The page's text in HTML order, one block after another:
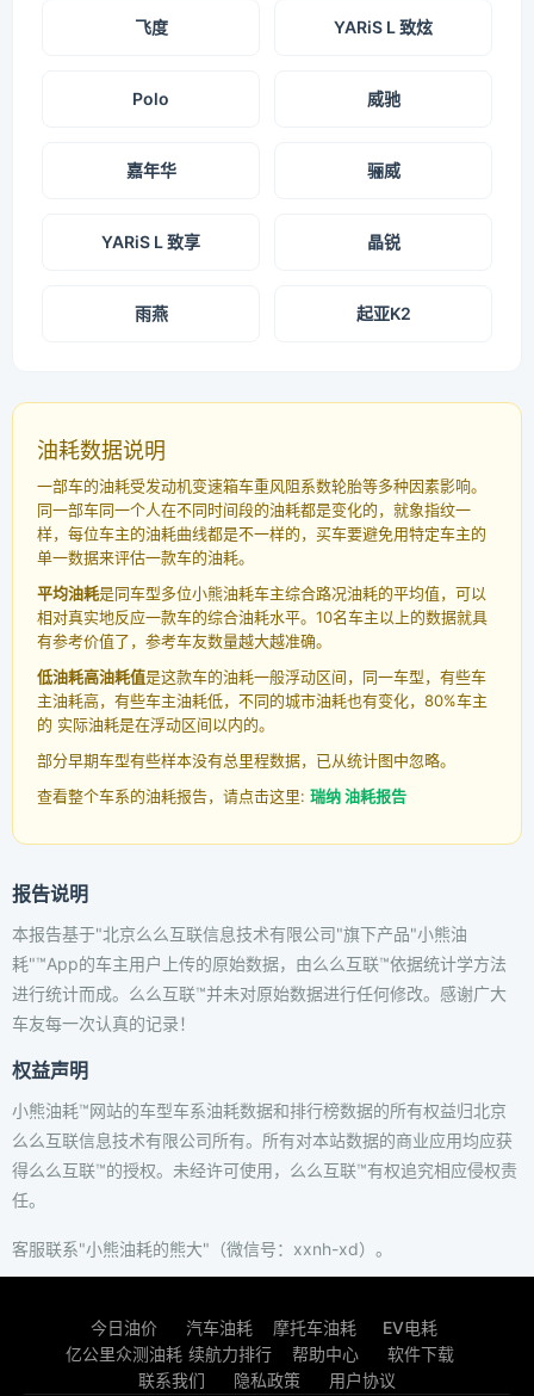
飞度 YARiS L 致炫
Polo 威驰
嘉年华 骊威
YARiS L 致享 晶锐
雨燕 起亚K2
油耗数据说明
一部车的油耗受发动机变速箱车重风阻系数轮胎等多种因素影响。
同一部车同一个人在不同时间段的油耗都是变化的，就象指纹一
样，每位车主的油耗曲线都是不一样的，买车要避免用特定车主的
单一数据来评估一款车的油耗。
平均油耗是同车型多位小熊油耗车主综合路况油耗的平均值，可以
相对真实地反应一款车的综合油耗水平。10名车主以上的数据就具
有参考价值了，参考车友数量越大越准确。
低油耗高油耗值是这款车的油耗一般浮动区间，同一车型，有些车
主油耗高，有些车主油耗低，不同的城市油耗也有变化，80%车主
的 实际油耗是在浮动区间以内的。
部分早期车型有些样本没有总里程数据，已从统计图中忽略。
查看整个车系的油耗报告，请点击这里: 瑞纳 油耗报告
报告说明
本报告基于"北京么么互联信息技术有限公司"旗下产品"小熊油
耗"™App的车主用户上传的原始数据，由么么互联™依据统计学方法
进行统计而成。么么互联™并未对原始数据进行任何修改。感谢广大
车友每一次认真的记录！
权益声明
小熊油耗™网站的车型车系油耗数据和排行榜数据的所有权益归北京
么么互联信息技术有限公司所有。所有对本站数据的商业应用均应获
得么么互联™的授权。未经许可使用，么么互联™有权追究相应侵权责
任。
客服联系"小熊油耗的熊大"（微信号：xxnh-xd）。
今日油价 汽车油耗 摩托车油耗
EV电耗
亿公里众测油耗 续航力排行 帮助中心
软件下载
联系我们
隐私政策 用户协议